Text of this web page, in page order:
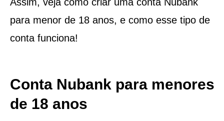
para menor de 18 anos, e como esse tipo de
conta funciona!
Conta Nubank para menores
de 18 anos